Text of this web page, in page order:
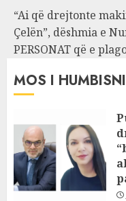
“Ai që drejtonte
Çelën”, dëshmia e
PERSONAT që e
MOS I HUMBISNI